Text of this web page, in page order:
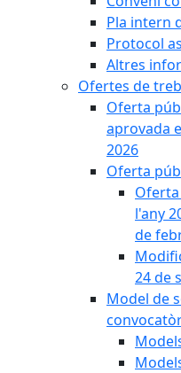
Pla intern
Protocol
Altres
Ofertes de
Oferta
aprovada
2026
Oferta
l'any
de
24 de
Model de